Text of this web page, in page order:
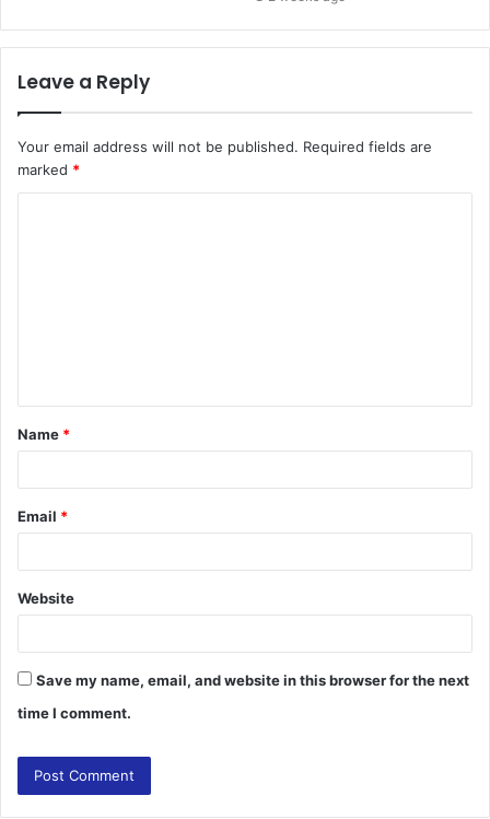
Leave a Reply
Your email address will not be published. Required fields are
marked *
t
*
Name *
Email *
Website
Save my name, email, and website in this browser for the next
time I comment.